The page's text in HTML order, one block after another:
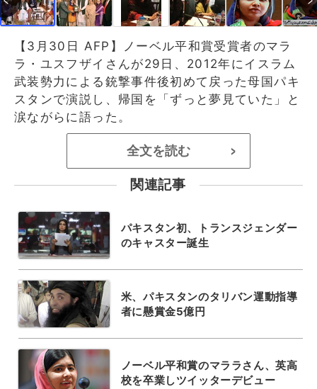
【3月30日 AFP】ノーベル平和賞受賞者のマラ
ラ・ユスフザイさんが29日、2012年にイスラム
武装勢力による銃撃事件後初めて戻った母国パキ
スタンで演説し、帰国を「ずっと夢見ていた」と
涙ながらに語った。
全文を読む >
関連記事
パキスタン初、トランスジェンダー
のキャスター誕生
米、パキスタンのタリバン運動指導
者に懸賞金5億円
ノーベル平和賞のマララさん、英高
校を卒業しツイッターデビュー